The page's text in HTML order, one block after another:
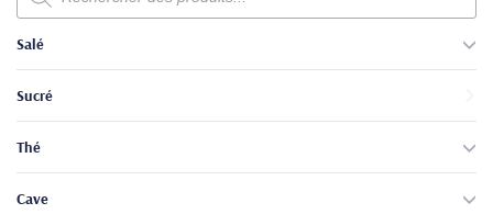
produits
Salé
Sucré
Thé
Cave